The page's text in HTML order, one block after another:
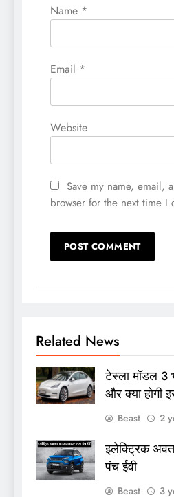
Name *
Email *
Website
Save my name, email,
browser for the next time I
Related News
टेस्ला मॉडल 3
और क्या होगी
Beast 2
इलेक्ट्रिक
पंच ईवी
Beast 3